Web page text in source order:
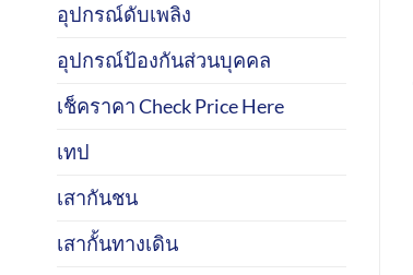
อุปกรณ์ดับเพลิง
อุปกรณ์ป้องกันส่วนบุคคล
เช็คราคา Check Price Here
เทป
เสากันชน
เสากั้นทางเดิน